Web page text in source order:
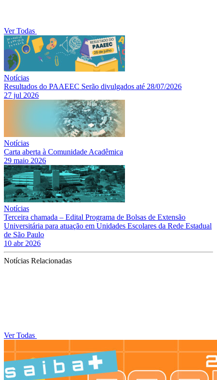
Ver Todas
Notícias
Resultados do PAAEEC Serão divulgados até 28/07/2026
27 jul 2026
Notícias
Carta aberta à Comunidade Acadêmica
29 maio 2026
Notícias
Terceira chamada – Edital Programa de Bolsas de Extensão
Universitária para atuação em Unidades Escolares da Rede Estadual
de São Paulo
10 abr 2026
Notícias Relacionadas
Ver Todas